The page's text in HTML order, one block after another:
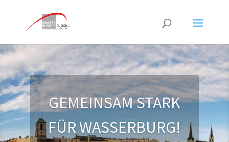
GEMEINSAM STARK
FÜR WASSERBURG!